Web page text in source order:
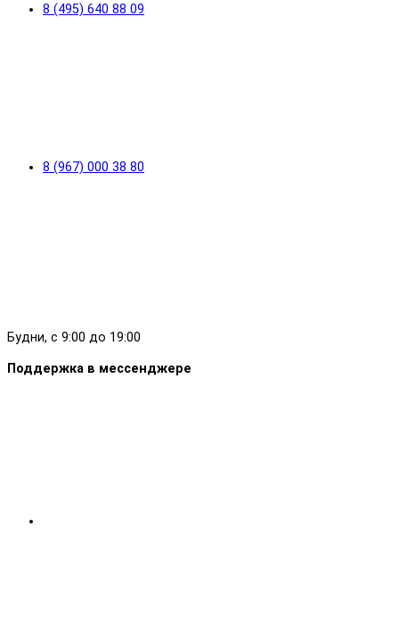
8 (495) 640 88 09
8 (967) 000 38 80
Будни, с 9:00 до 19:00
Поддержка в мессенджере